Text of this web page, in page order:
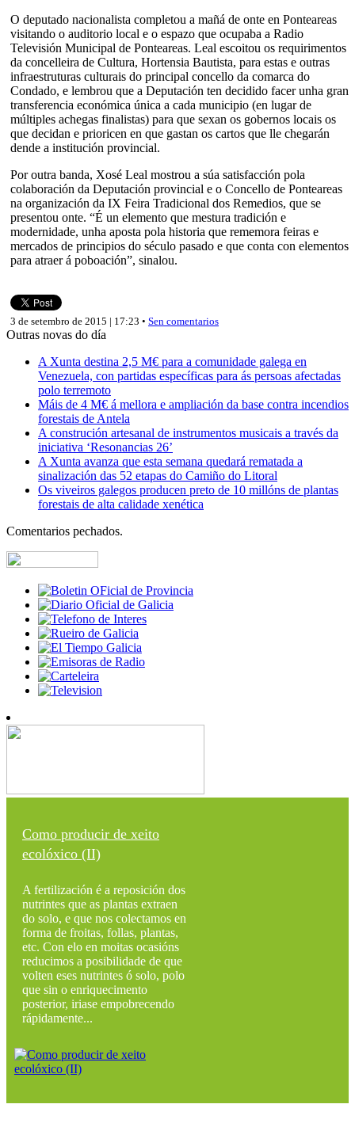
O deputado nacionalista completou a mañá de onte en Ponteareas
visitando o auditorio local e o espazo que ocupaba a Radio
Televisión Municipal de Ponteareas. Leal escoitou os requirimentos
da concelleira de Cultura, Hortensia Bautista, para estas e outras
infraestruturas culturais do principal concello da comarca do
Condado, e lembrou que a Deputación ten decidido facer unha gran
transferencia económica única a cada municipio (en lugar de
múltiples achegas finalistas) para que sexan os gobernos locais os
que decidan e prioricen en que gastan os cartos que lle chegarán
dende a institución provincial.
Por outra banda, Xosé Leal mostrou a súa satisfacción pola
colaboración da Deputación provincial e o Concello de Ponteareas
na organización da IX Feira Tradicional dos Remedios, que se
presentou onte. “É un elemento que mestura tradición e
modernidade, unha aposta pola historia que rememora feiras e
mercados de principios do século pasado e que conta con elementos
para atraer á poboación”, sinalou.
3 de setembro de 2015 | 17:23 • Sen comentarios
Outras novas do día
A Xunta destina 2,5 M€ para a comunidade galega en
Venezuela, con partidas específicas para ás persoas afectadas
polo terremoto
Máis de 4 M€ á mellora e ampliación da base contra incendios
forestais de Antela
A construción artesanal de instrumentos musicais a través da
iniciativa ‘Resonancias 26’
A Xunta avanza que esta semana quedará rematada a
sinalización das 52 etapas do Camiño do Litoral
Os viveiros galegos producen preto de 10 millóns de plantas
forestais de alta calidade xenética
Comentarios pechados.
Como producir de xeito
ecolóxico (II)
A fertilización é a reposición dos
nutrintes que as plantas extraen
do solo, e que nos colectamos en
forma de froitas, follas, plantas,
etc. Con elo en moitas ocasións
reducimos a posibilidade de que
volten eses nutrintes ó solo, polo
que sin o enriquecimento
posterior, iriase empobrecendo
rápidamente...